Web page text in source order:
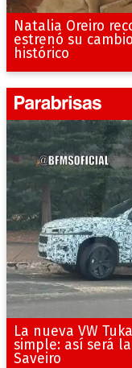
Natalia Oreiro
estrenó su
histórico
La nueva VW
simple: así será
Saveiro